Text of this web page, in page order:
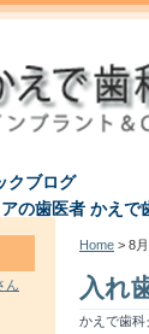
クブログ
の歯医者 かえで
Home > 8
入れ
かえで歯科
ん